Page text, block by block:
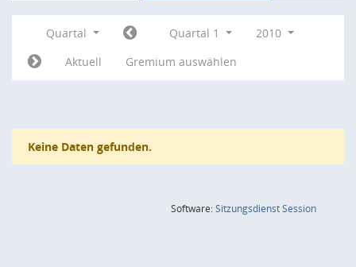
Quartal Quartal 1
2010
Aktuell
Gremium auswählen
Keine Daten gefunden.
Software:SitzungsdienstSession(Wird in